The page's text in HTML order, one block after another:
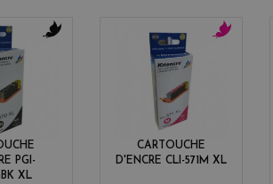
PGI-
XL
CARTOUCHE
D'ENCRE CLI-571M XL